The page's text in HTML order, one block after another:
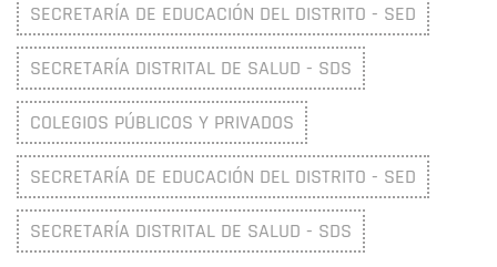
SECRETARÍA DE EDUCACIÓN DEL DISTRITO - SED
SECRETARÍA DISTRITAL DE SALUD - SDS
COLEGIOS PÚBLICOS Y PRIVADOS
SECRETARÍA DE EDUCACIÓN DEL DISTRITO - SED
SECRETARÍA DISTRITAL DE SALUD - SDS